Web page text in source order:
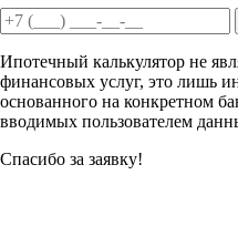
Ипотечный калькулятор не
финансовых услуг, это лишь
основанного на конкретном
вводимых пользователем
Спасибо за заявку!